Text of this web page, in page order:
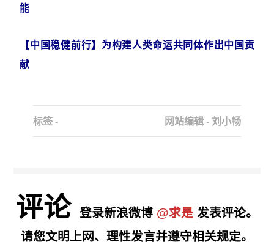
能
【中国稳健前行】为构建人类命运共同体作出中国贡
献
标签 - 网站编辑 - 刘小畅
评论 登录新浪微博 @求是 发表评论。
请您文明上网、理性发言并遵守相关规定。